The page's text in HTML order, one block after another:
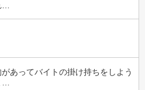
あってバイトの掛け持ちをしよう